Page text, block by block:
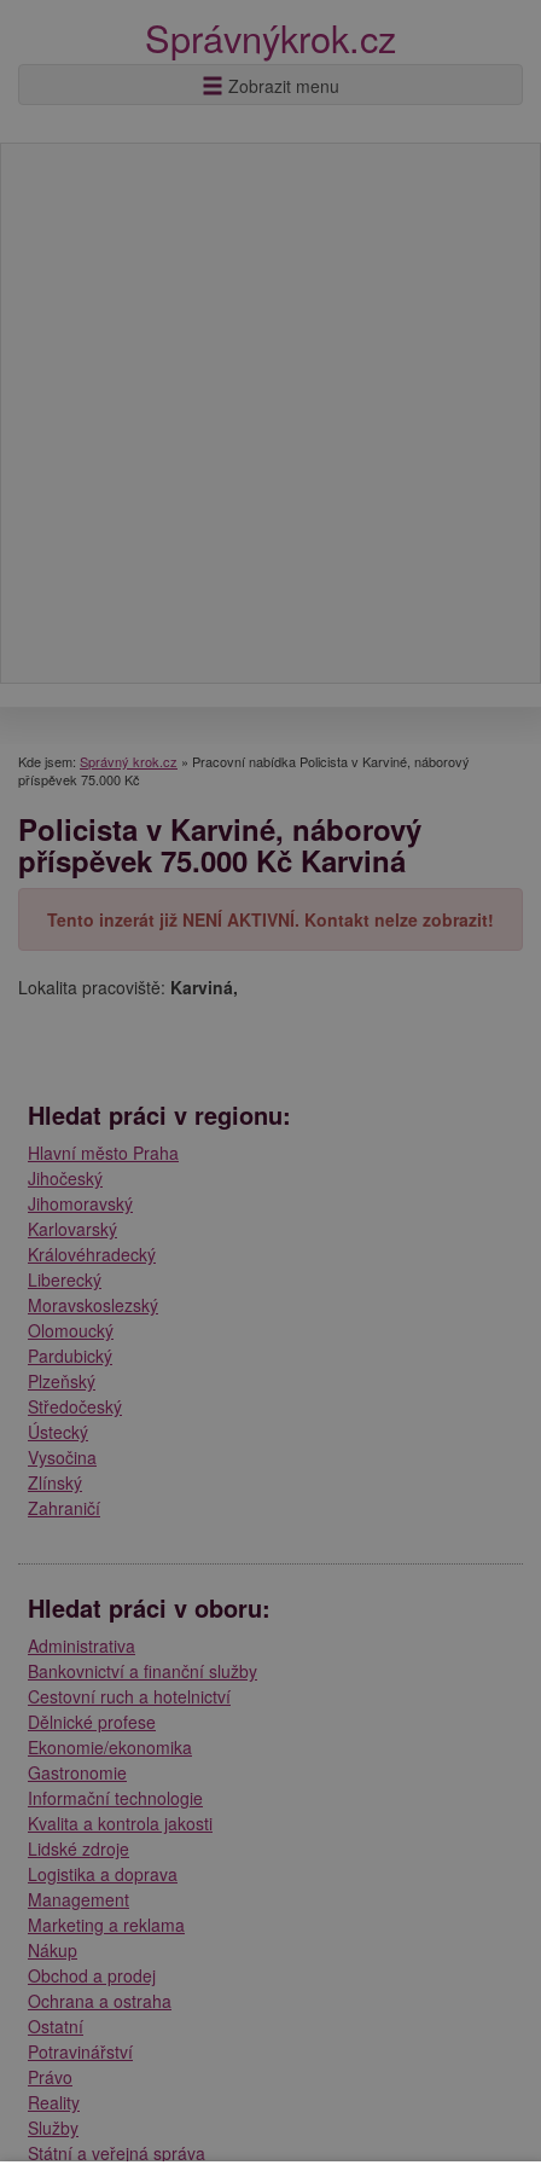
Správnýkrok.cz
Zobrazit menu
Kde jsem: Správný krok.cz » Pracovní nabídka Policista v Karviné, náborový
příspěvek 75.000 Kč
Policista v Karviné, náborový
příspěvek 75.000 Kč Karviná
Tento inzerát již NENÍ AKTIVNÍ. Kontakt nelze zobrazit!
Lokalita pracoviště: Karviná,
Hledat práci v regionu:
Hlavní město Praha
Jihočeský
Jihomoravský
Karlovarský
Královéhradecký
Liberecký
Moravskoslezský
Olomoucký
Pardubický
Plzeňský
Středočeský
Ústecký
Vysočina
Zlínský
Zahraničí
Hledat práci v oboru:
Administrativa
Bankovnictví a finanční služby
Cestovní ruch a hotelnictví
Dělnické profese
Ekonomie/ekonomika
Gastronomie
Informační technologie
Kvalita a kontrola jakosti
Lidské zdroje
Logistika a doprava
Management
Marketing a reklama
Nákup
Obchod a prodej
Ochrana a ostraha
Ostatní
Potravinářství
Právo
Reality
Služby
Státní a veřejná správa